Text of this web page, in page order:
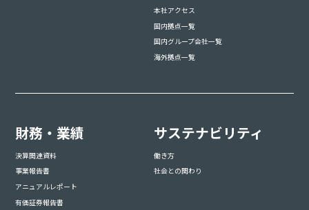
本社アクセス
国内拠点一覧
国内グループ会社一覧
海外拠点一覧
財務・業績
決算関連資料
事業報告書
アニュアルレポート
有価証券報告書
サステナビリティ
働き方
社会との関わり